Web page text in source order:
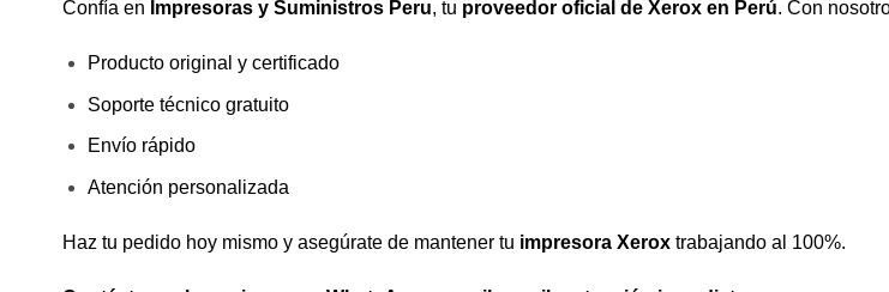
Confía en Impresoras y Suministros Peru, tu proveedor oficial de Xerox en Perú. Con
Producto original y certificado
Soporte técnico gratuito
Envío rápido
Atención personalizada
Haz tu pedido hoy mismo y asegúrate de mantener tu impresora Xerox trabajando al 100%.